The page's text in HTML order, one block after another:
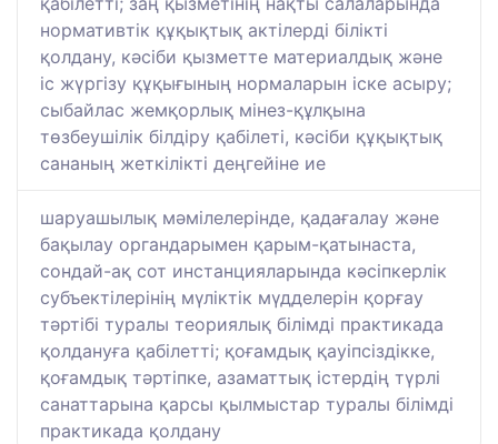
нормативтік құқықтық актілерді білікті
қолдану, кәсіби қызметте материалдық және
іс жүргізу құқығының нормаларын іске асыру;
сыбайлас жемқорлық мінез-құлқына
төзбеушілік білдіру қабілеті, кәсіби құқықтық
сананың жеткілікті деңгейіне ие
шаруашылық мәмілелерінде, қадағалау және
бақылау органдарымен қарым-қатынаста,
сондай-ақ сот инстанцияларында кәсіпкерлік
субъектілерінің мүліктік мүдделерін қорғау
тәртібі туралы теориялық білімді практикада
қолдануға қабілетті; қоғамдық қауіпсіздікке,
қоғамдық тәртіпке, азаматтық істердің түрлі
санаттарына қарсы қылмыстар туралы білімді
практикада қолдану